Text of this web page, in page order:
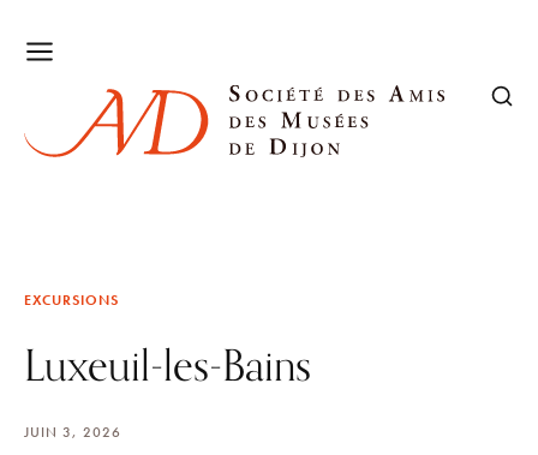
EXCURSIONS
Luxeuil-les-Bains
JUIN 3, 2026